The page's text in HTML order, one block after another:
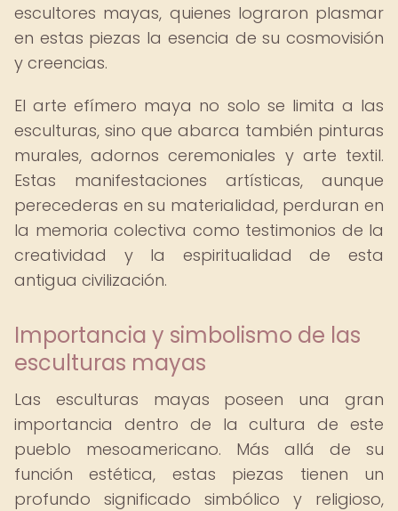
escultores mayas, quienes lograron plasmar
en estas piezas la esencia de su cosmovisión
y creencias.
El arte efímero maya no solo se limita a las
esculturas, sino que abarca también pinturas
murales, adornos ceremoniales y arte textil.
Estas manifestaciones artísticas, aunque
perecederas en su materialidad, perduran en
la memoria colectiva como testimonios de la
creatividad y la espiritualidad de esta
antigua civilización.
Importancia y simbolismo de las
esculturas mayas
Las esculturas mayas poseen una gran
importancia dentro de la cultura de este
pueblo mesoamericano. Más allá de su
función estética, estas piezas tienen un
profundo significado simbólico y religioso,